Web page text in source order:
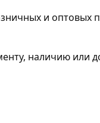
и оптовых
наличию или